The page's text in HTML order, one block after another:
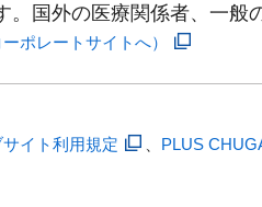
。国外の医療関係者、一般
ポレートサイトへ）
イト利用規定 PLUS